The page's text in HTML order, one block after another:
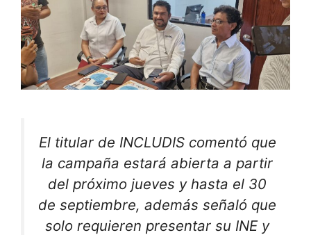
El titular de INCLUDIS comentó que
la campaña estará abierta a partir
del próximo jueves y hasta el 30
de septiembre, además señaló que
solo requieren presentar su INE y